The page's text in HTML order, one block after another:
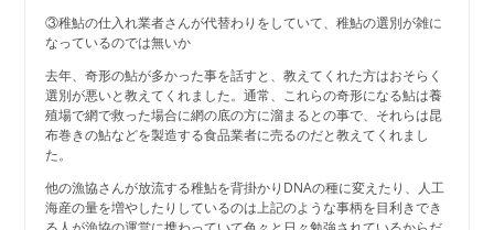
③稚鮎の仕入れ業者さんが代替わりをしていて、稚鮎の選別が雑に
なっているのでは無いか
去年、奇形の鮎が多かった事を話すと、教えてくれた方はおそらく
選別が悪いと教えてくれました。通常、これらの奇形になる鮎は養
殖場で網で救った場合に網の底の方に溜まるとの事で、それらは昆
布巻きの鮎などを製造する食品業者に売るのだと教えてくれまし
た。
他の漁協さんが放流する稚鮎を背掛かりDNAの種に変えたり、人工
海産の量を増やしたりしているのは上記のような事柄を目利きでき